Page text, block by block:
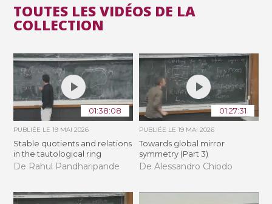
TOUTES LES VIDÉOS DE LA
COLLECTION
01:38:08
PUBLIÉE LE19 MAI 2026
Stable quotients and relations
in the tautological ring
De Rahul Pandharipande
01:27:31
PUBLIÉE LE 19 MAI 2026
Towards global mirror
symmetry (Part 3)
De Alessandro Chiodo